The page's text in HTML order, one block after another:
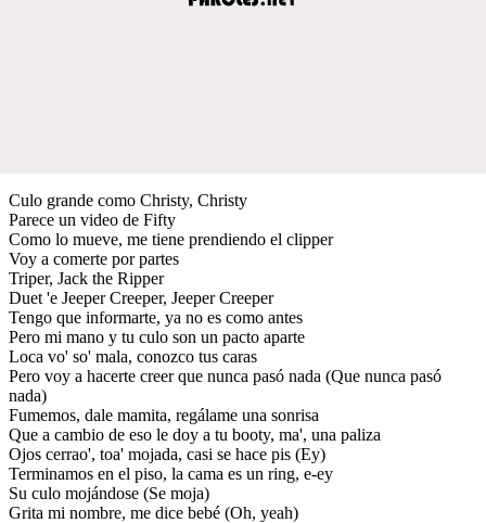
Culo grande como Christy, Christy
Parece un video de Fifty
Como lo mueve, me tiene prendiendo el clipper
Voy a comerte por partes
Triper, Jack the Ripper
Duet 'e Jeeper Creeper, Jeeper Creeper
Tengo que informarte, ya no es como antes
Pero mi mano y tu culo son un pacto aparte
Loca vo' so' mala, conozco tus caras
Pero voy a hacerte creer que nunca pasó nada (Que nunca pasó
nada)
Fumemos, dale mamita, regálame una sonrisa
Que a cambio de eso le doy a tu booty, ma', una paliza
Ojos cerrao', toa' mojada, casi se hace pis (Ey)
Terminamos en el piso, la cama es un ring, e-ey
Su culo mojándose (Se moja)
Grita mi nombre, me dice bebé (Oh, yeah)